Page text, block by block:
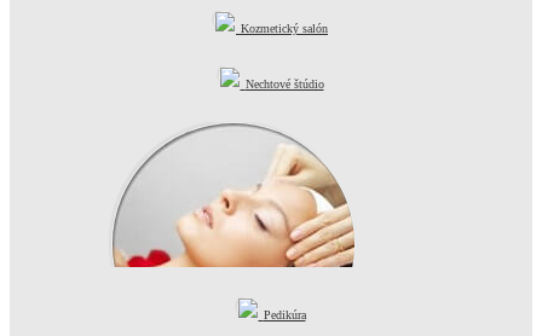
Kozmetický salón
Nechtové štúdio
Pedikúra